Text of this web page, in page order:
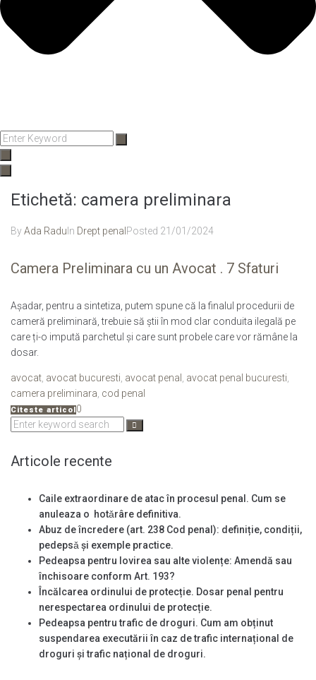
Enter
Keyword
Etichetă: camera preliminara
ByAda Radu In Drept penal Posted 21/01/2024
Camera Preliminara cu un Avocat . 7 Sfaturi
Așadar, pentru a sintetiza, putem spune că la finalul procedurii de
cameră preliminară, trebuie să știi în mod clar conduita ilegală pe
care ți-o impută parchetul și care sunt probele care vor rămâne la
dosar.
avocat avocat bucuresti avocat penal avocat penal bucuresti
camera preliminara cod penal
Citeste articol0
Search
Articole recente
Caile extraordinare de atac în procesul penal. Cum se
anuleaza o hotǎrâre definitiva.
Abuz de încredere (art. 238 Cod penal): definiție, condiții,
pedepsǎ și exemple practice.
Pedeapsa pentru lovirea sau alte violențe: Amendă sau
închisoare conform Art. 193?
Încălcarea ordinului de protecție. Dosar penal pentru
nerespectarea ordinului de protecție.
Pedeapsa pentru trafic de droguri. Cum am obținut
suspendarea executării în caz de trafic internațional de
droguri și trafic național de droguri.